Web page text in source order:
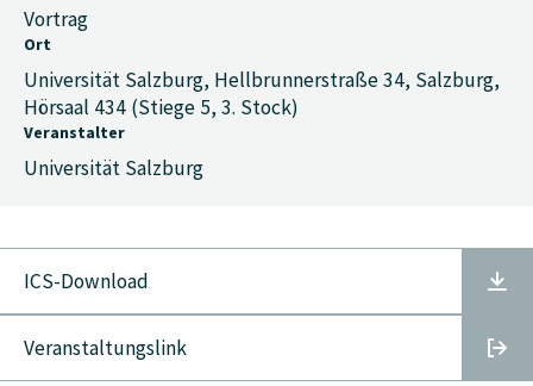
Vortrag
Ort
Universität Salzburg, Hellbrunnerstraße 34, Salzburg,
Hörsaal 434 (Stiege 5, 3. Stock)
Veranstalter
Universität Salzburg
ICS-Download
Veranstaltungslink